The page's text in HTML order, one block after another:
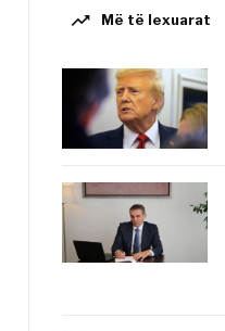
trending_up Më të lexuarat